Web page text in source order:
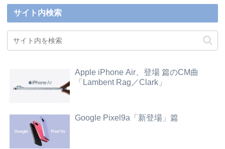
サイト内検索
Apple iPhone Air、登場 篇のCM曲
「Lambent Rag／Clark」
Google Pixel9a「新登場」篇